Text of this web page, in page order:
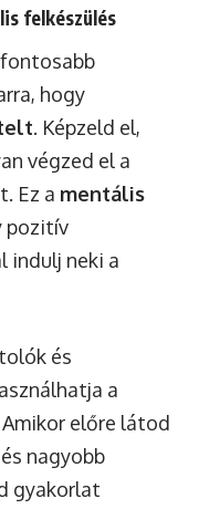
felkészülés
hogy
. Képzeld el,
végzed el a
Ez a mentális
pozitív
indulj neki a
és
a
előre látod
nagyobb
gyakorlat